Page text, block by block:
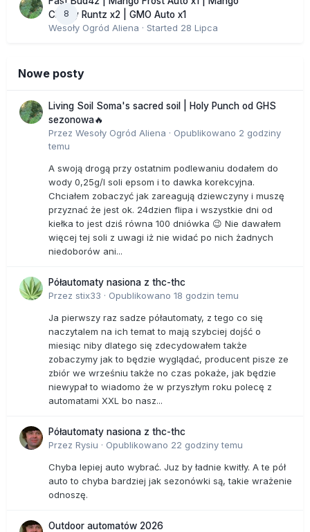
8
Cherry Runtz x2 | GMO Auto x1
Wesoły Ogród Aliena · Started 28 Lipca
Nowe posty
Living Soil Soma's sacred soil | Holy Punch od GHS
sezonowa🔥
Przez Wesoły Ogród Aliena · Opublikowano 2 godziny
temu
A swoją drogą przy ostatnim podlewaniu dodałem do
wody 0,25g/l soli epsom i to dawka korekcyjna.
Chciałem zobaczyć jak zareagują dziewczyny i muszę
przyznać że jest ok. 24dzien flipa i wszystkie dni od
kiełka to jest dziś równa 100 dniówka 😉 Nie dawałem
więcej tej soli z uwagi iż nie widać po nich żadnych
niedoborów ani...
Półautomaty nasiona z thc-thc
Przez stix33 · Opublikowano 18 godzin temu
Ja pierwszy raz sadze półautomaty, z tego co się
naczytalem na ich temat to mają szybciej dojść o
miesiąc niby dlatego się zdecydowałem także
zobaczymy jak to będzie wyglądać, producent pisze ze
zbiór we wrześniu także no czas pokaże, jak będzie
niewypał to wiadomo że w przyszłym roku polecę z
automatami XXL bo nasz...
Półautomaty nasiona z thc-thc
Przez Rysiu · Opublikowano 22 godziny temu
Chyba lepiej auto wybrać. Juz by ładnie kwitły. A te pół
auto to chyba bardziej jak sezonówki są, takie wrażenie
odnoszę.
Outdoor automatów 2026